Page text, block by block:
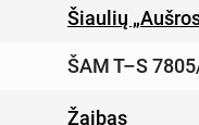
Šiaulių
ŠAM T–S
Žaibas